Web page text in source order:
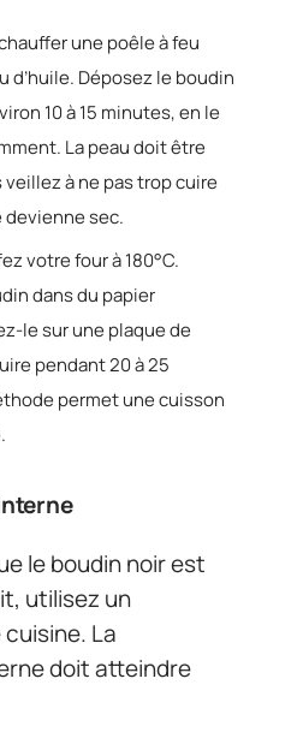
une poêle à feu
d’huile. Déposez le boudin
10 à 15 minutes, en le
La peau doit être
à ne pas trop cuire
devienne sec.
votre four à 180°C.
dans du papier
le sur une plaque de
pendant 20 à 25
permet une cuisson
le boudin noir est
utilisez un
La
doit atteindre